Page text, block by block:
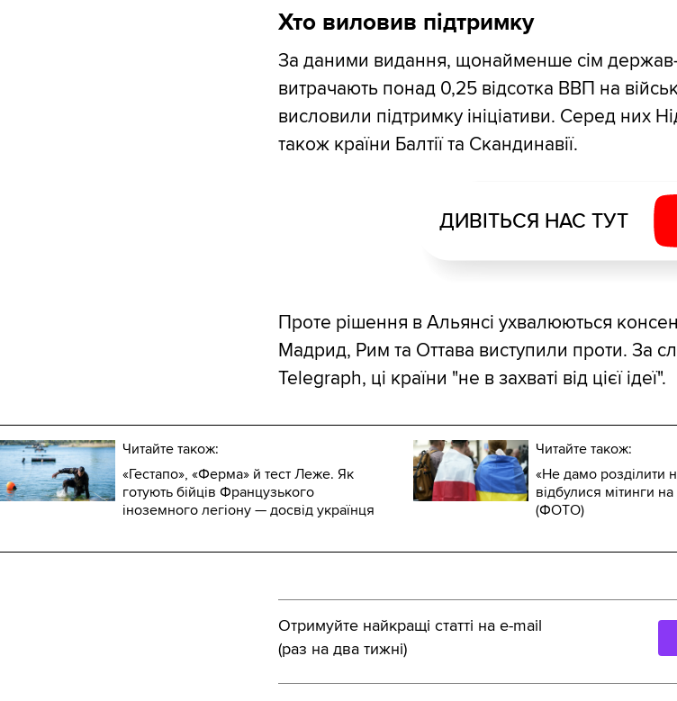
Хто виловив підтримку
За даними видання, щонайменше сім держав-
витрачають понад 0,25 відсотка ВВП на
висловили підтримку ініціативи. Серед них
також країни Балтії та Скандинавії.
ДИВІТЬСЯ НАС ТУТ
Проте рішення в Альянсі ухвалюються
Мадрид, Рим та Оттава виступили проти. За
Telegraph, ці країни "не в захваті від цієї ідеї".
Читайте також:
«Гестапо», «Ферма» й тест Леже. Як
готують бійців Французького
іноземного легіону — досвід українця
Читайте також:
«Не дамо розділити
відбулися мітинги
(ФОТО)
Отримуйте найкращі статті на e-mail
(раз на два тижні)